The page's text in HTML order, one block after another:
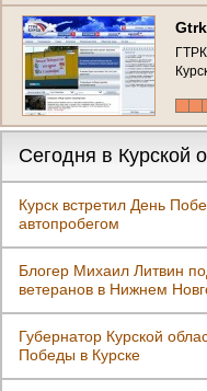
Сегодня в Курской
Курск встретил День
автопробегом
Блогер Михаил Литвин
ветеранов в Нижнем
Губернатор Курской
Победы в Курске